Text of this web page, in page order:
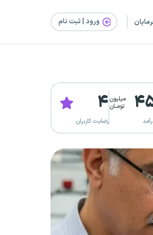
ورود | ثبت‌ نام
میلیون
تومــان ۴
رضایت کاربران